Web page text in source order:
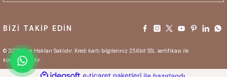
BİZİ TAKİP EDİN
© 2025 Tüm Hakları Saklıdır. Kredi kartı bilgileriniz 256bit SSL sertifikası ile
korunmaktadır.
ideasoft